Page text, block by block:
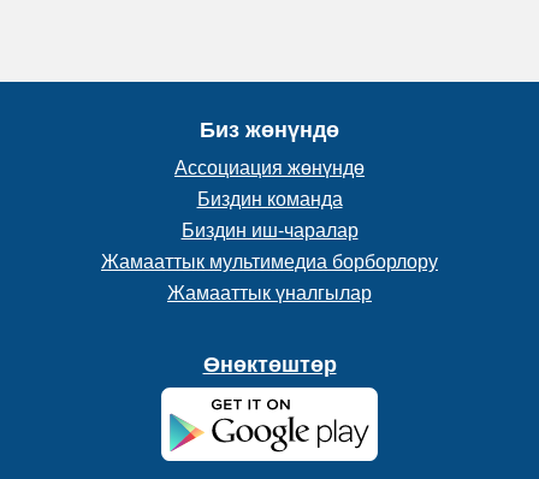
Биз жөнүндө
Ассоциация жөнүндө
Биздин команда
Биздин иш-чаралар
Жамааттык мультимедиа борборлору
Жамааттык үналгылар
Өнөктөштөр